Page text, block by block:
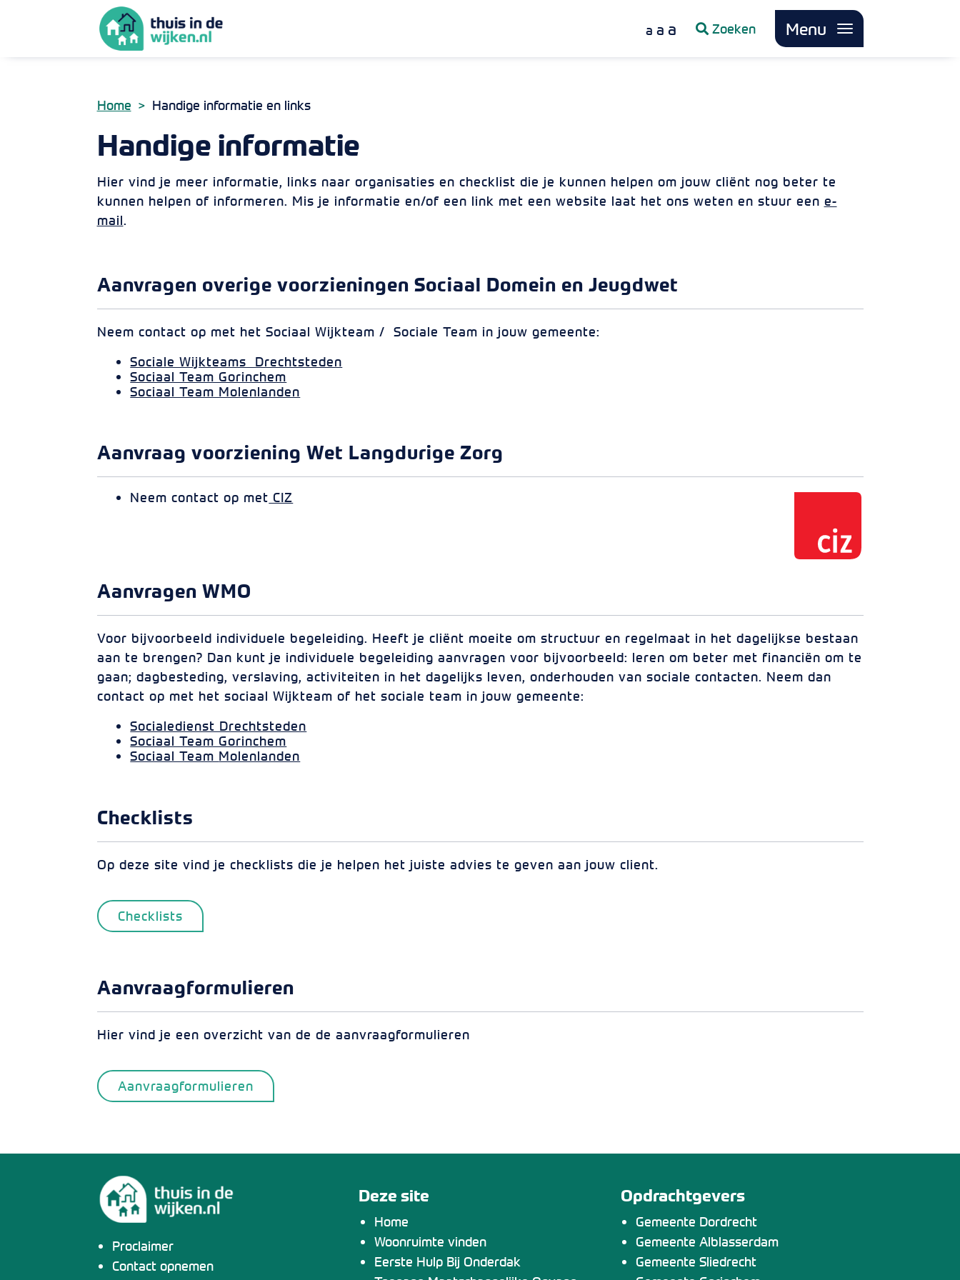
a a a Zoeken Menu
Home Handige informatie en links
Handige informatie
Hier vind je meer informatie, links naar organisaties en checklist die je kunnen helpen om jouw cliënt nog beter te
kunnen helpen of informeren. Mis je informatie en/of een link met een website laat het ons weten en stuur een e-
mail.
Aanvragen overige voorzieningen Sociaal Domein en Jeugdwet
Neem contact op met het Sociaal Wijkteam / Sociale Team in jouw gemeente:
Sociale Wijkteams Drechtsteden
Sociaal Team Gorinchem
Sociaal Team Molenlanden
Aanvraag voorziening Wet Langdurige Zorg
Neem contact op met CIZ
Aanvragen WMO
Voor bijvoorbeeld individuele begeleiding. Heeft je cliënt moeite om structuur en regelmaat in het dagelijkse bestaan
aan te brengen? Dan kunt je individuele begeleiding aanvragen voor bijvoorbeeld: leren om beter met financiën om te
gaan; dagbesteding, verslaving, activiteiten in het dagelijks leven, onderhouden van sociale contacten. Neem dan
contact op met het sociaal Wijkteam of het sociale team in jouw gemeente:
Socialedienst Drechtsteden
Sociaal Team Gorinchem
Sociaal Team Molenlanden
Checklists
Op deze site vind je checklists die je helpen het juiste advies te geven aan jouw client.
Checklists
Aanvraagformulieren
Hier vind je een overzicht van de de aanvraagformulieren
Aanvraagformulieren
Proclaimer
Contact opnemen
Deze site
Home
Woonruimte vinden
Eerste Hulp Bij Onderdak
Opdrachtgevers
Gemeente Dordrecht
Gemeente Alblasserdam
Gemeente Sliedrecht